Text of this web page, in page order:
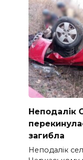
Неподалік
загибла
Неподалік